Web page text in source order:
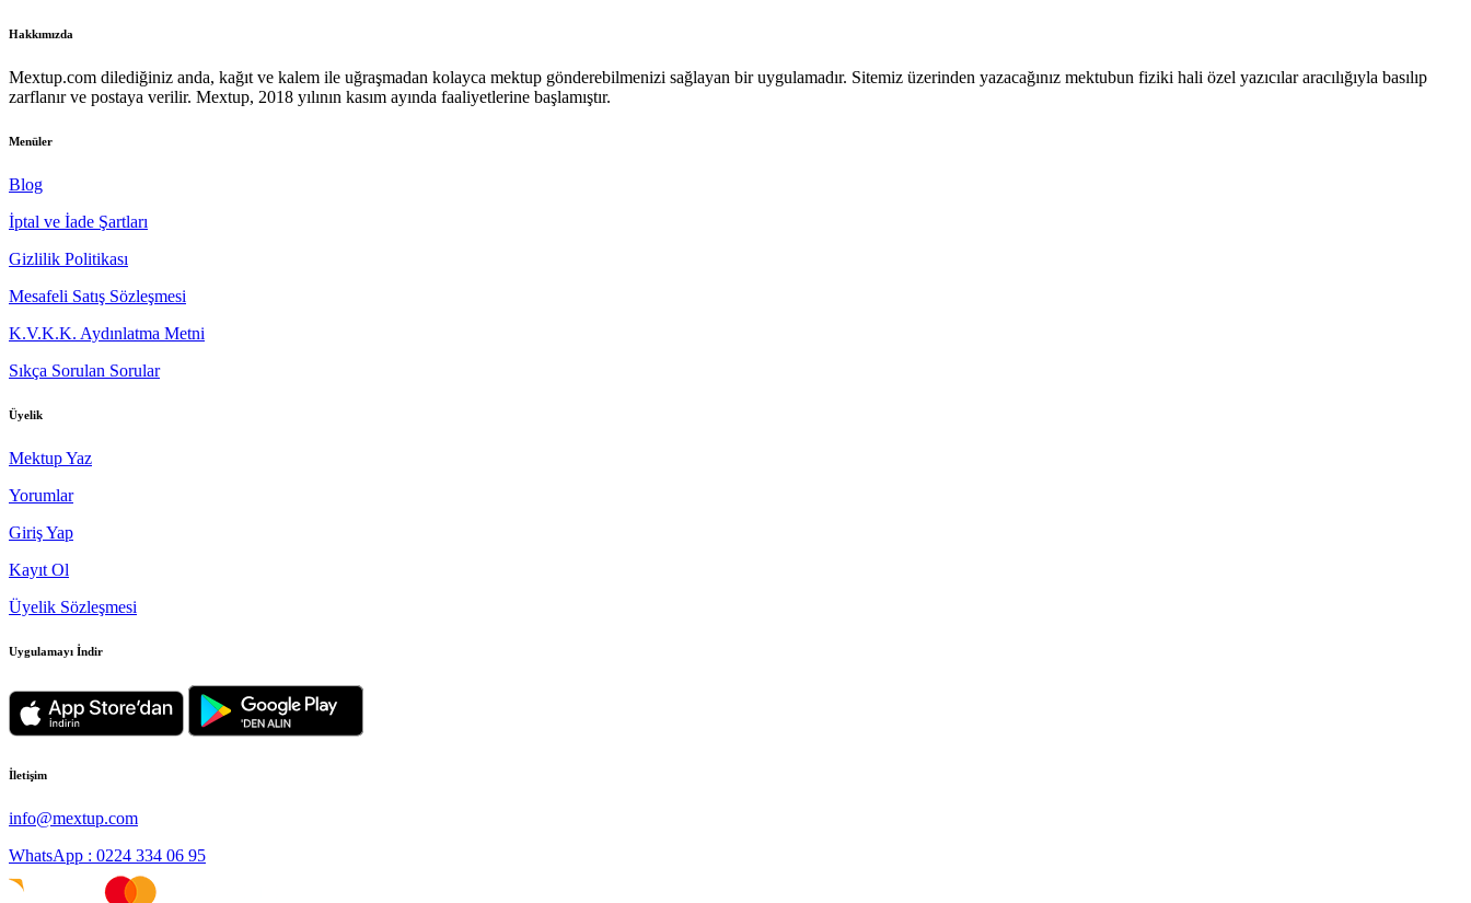
Hakkımızda
Mextup.com dilediğiniz anda, kağıt ve kalem ile uğraşmadan kolayca mektup gönderebilmenizi sağlayan bir uygulamadır. Sitemiz üzerinden yazacağınız mektubun fiziki hali özel yazıcılar aracılığıyla basılıp
zarflanır ve postaya verilir. Mextup, 2018 yılının kasım ayında faaliyetlerine başlamıştır.
Menüler
Blog
İptal ve İade Şartları
Gizlilik Politikası
Mesafeli Satış Sözleşmesi
K.V.K.K. Aydınlatma Metni
Sıkça Sorulan Sorular
Üyelik
Mektup Yaz
Yorumlar
Giriş Yap
Kayıt Ol
Üyelik Sözleşmesi
Uygulamayı İndir
İletişim
info@mextup.com
WhatsApp : 0224 334 06 95